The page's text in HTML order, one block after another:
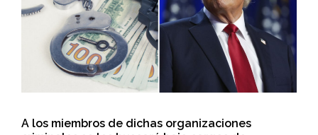
A los miembros de dichas organizaciones